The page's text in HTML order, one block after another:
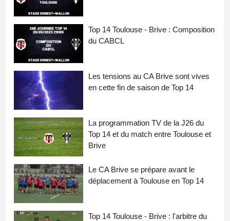
Top 14 Toulouse - Brive : Composition
du CABCL
Les tensions au CA Brive sont vives
en cette fin de saison de Top 14
La programmation TV de la J26 du
Top 14 et du match entre Toulouse et
Brive
Le CA Brive se prépare avant le
déplacement à Toulouse en Top 14
Top 14 Toulouse - Brive : l'arbitre du